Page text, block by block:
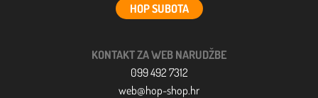
HOP SUBOTA
KONTAKT ZA WEB NARUDŽBE
099 492 7312
web@hop-shop.hr